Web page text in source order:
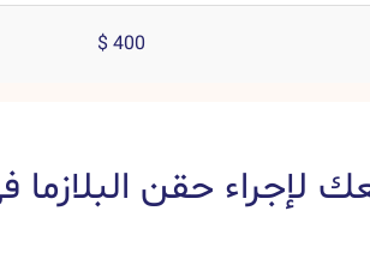
400 $
لإجراء حقن البلازما